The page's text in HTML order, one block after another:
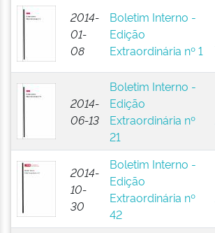
2014-
01-
08
Boletim Interno -
Edição
Extraordinária nº 1
2014-
06-13
Boletim Interno -
Edição
Extraordinária nº
21
2014-
10-
30
Boletim Interno -
Edição
Extraordinária nº
42